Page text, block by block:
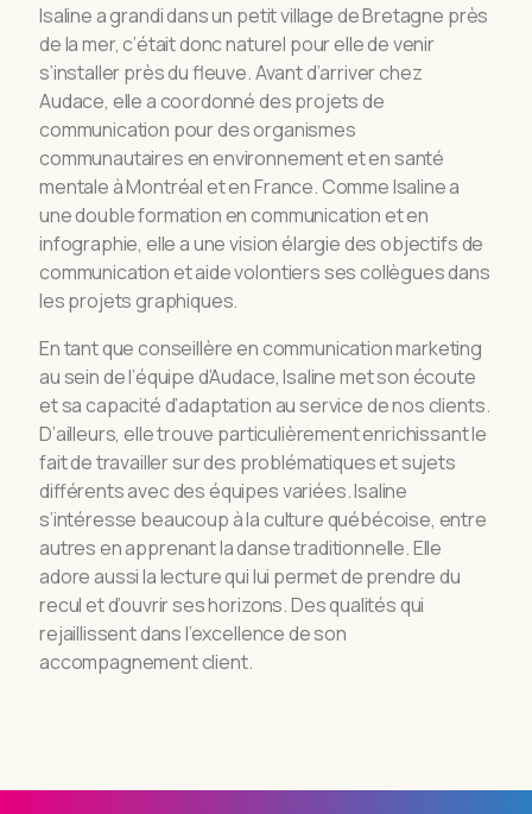
Isaline a grandi dans un petit village de Bretagne près
de la mer, c’était donc naturel pour elle de venir
s’installer près du fleuve. Avant d’arriver chez
Audace, elle a coordonné des projets de
communication pour des organismes
communautaires en environnement et en santé
mentale à Montréal et en France. Comme Isaline a
une double formation en communication et en
infographie, elle a une vision élargie des objectifs de
communication et aide volontiers ses collègues dans
les projets graphiques.
En tant que conseillère en communication marketing
au sein de l’équipe d’Audace, Isaline met son écoute
et sa capacité d’adaptation au service de nos clients.
D’ailleurs, elle trouve particulièrement enrichissant le
fait de travailler sur des problématiques et sujets
différents avec des équipes variées. Isaline
s’intéresse beaucoup à la culture québécoise, entre
autres en apprenant la danse traditionnelle. Elle
adore aussi la lecture qui lui permet de prendre du
recul et d’ouvrir ses horizons. Des qualités qui
rejaillissent dans l’excellence de son
accompagnement client.